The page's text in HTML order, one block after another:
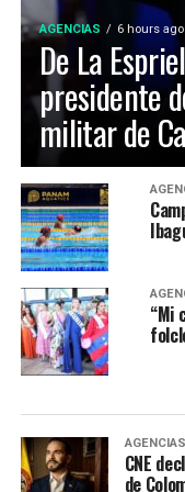
Maria Paula
52 Festival
Embajadora
comuna 12 de la
carisma, dominio
tradicional.
La Virreina Nacional
Casanare fue
clausura del 52
AGENCIAS 6 hours ago
De La
presidente
militar de
“Mi
AGENCIAS
CNE
de